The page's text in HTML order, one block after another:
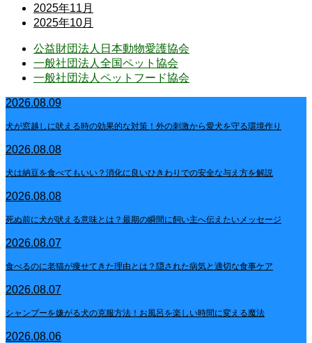
2025年11月
2025年10月
公益財団法人日本動物愛護協会
一般社団法人全国ペット協会
一般社団法人ペットフード協会
2026.08.09
犬が窓越しに吠える時の効果的な対策！外の刺激から愛犬を守る環境作り
2026.08.08
犬は納豆を食べてもいい？消化に良いひきわりでの安全な与え方を解説
2026.08.08
死ぬ前に犬が吠える意味とは？最期の瞬間に飼い主へ伝えたいメッセージ
2026.08.07
食べるのに老猫が痩せてきた理由とは？隠された病気と適切な食事ケア
2026.08.07
シャンプーを嫌がる犬の克服方法！お風呂を楽しい時間に変える魔法
2026.08.06